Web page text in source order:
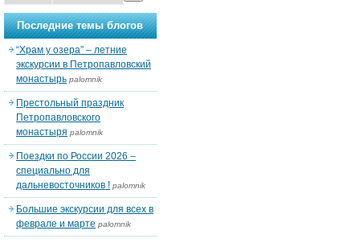
Последние темы блогов
“Храм у озера” – летние
экскурсии в Петропавловский
монастырь palomnik
Престольный праздник
Петропавловского
монастыря palomnik
Поездки по России 2026 –
специально для
дальневосточников ! palomnik
Большие экскурсии для всех в
феврале и марте palomnik